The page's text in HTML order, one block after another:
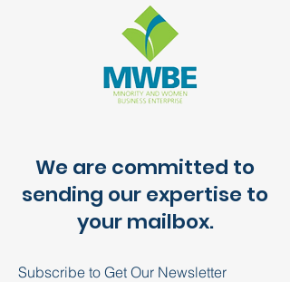
We are committed to
sending our expertise to
your mailbox.
Subscribe to Get Our Newsletter